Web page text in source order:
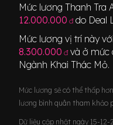
Mức lươngThanh Tra
12.000.000 đdo Deal
Mức lương vị trí này
8.300.000 đ và ở mức
Ngành Khai Thác Mỏ.
Mức lương sẽ có thể thấp
lương bình quân tham khảo
Dữ liệu cập nhật ngày 15-12-